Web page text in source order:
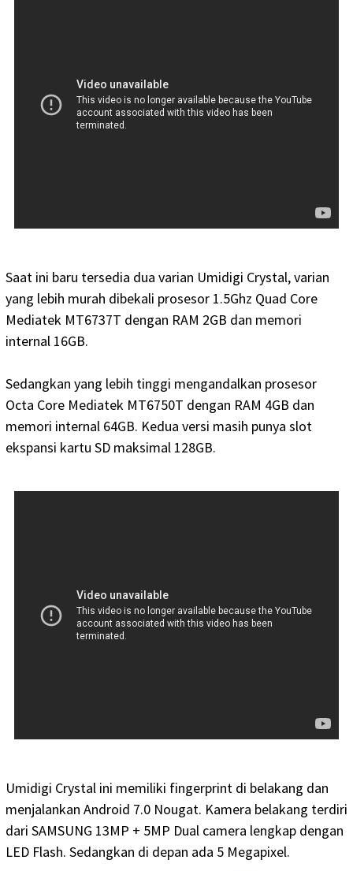
Saat ini baru tersedia dua varian Umidigi Crystal, varian
yang lebih murah dibekali prosesor 1.5Ghz Quad Core
Mediatek MT6737T dengan RAM 2GB dan memori
internal 16GB.
Sedangkan yang lebih tinggi mengandalkan prosesor
Octa Core Mediatek MT6750T dengan RAM 4GB dan
memori internal 64GB. Kedua versi masih punya slot
ekspansi kartu SD maksimal 128GB.
Umidigi Crystal ini memiliki fingerprint di belakang dan
menjalankan Android 7.0 Nougat. Kamera belakang terdiri
dari SAMSUNG 13MP + 5MP Dual camera lengkap dengan
LED Flash. Sedangkan di depan ada 5 Megapixel.